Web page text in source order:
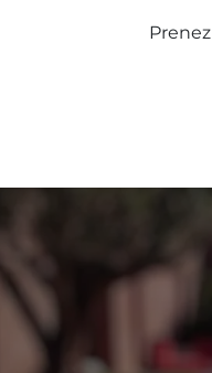
Prenez